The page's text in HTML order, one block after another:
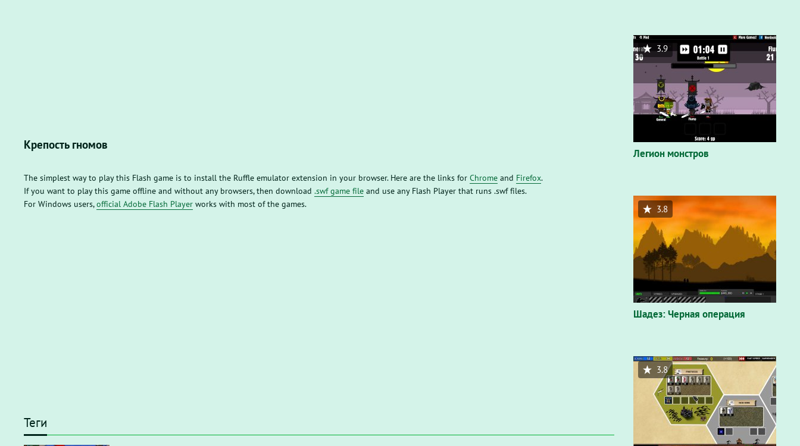
Крепость гномов
The simplest way to play this Flash game is to install the Ruffle emulator extension in your browser. Here are the links for Chrome and Firefox.
If you want to play this game offline and without any browsers, then download .swf game file and use any Flash Player that runs .swf files.
For Windows users,official Adobe Flash Player works with most of the games.
Теги
Легион монстров
3.9
Шадез: Черная операция
3.8
3.8